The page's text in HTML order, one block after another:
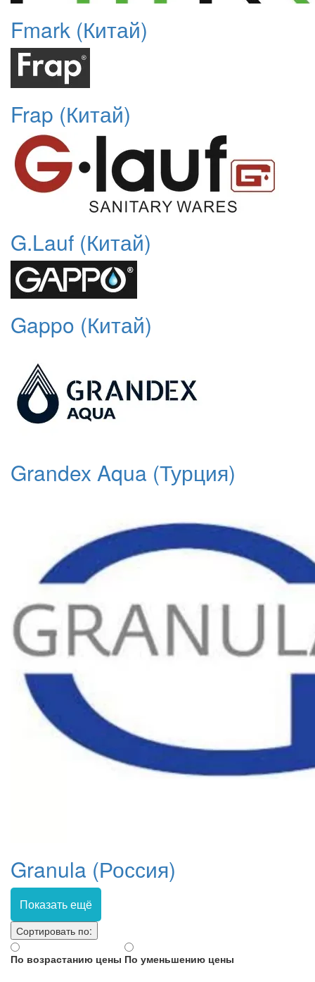
Fmark (Китай)
Frap (Китай)
G.Lauf (Китай)
Gappo (Китай)
Grandex Aqua (Турция)
Granula (Россия)
Показать ещё
Сортировать по:
По возрастанию цены По уменьшению цены